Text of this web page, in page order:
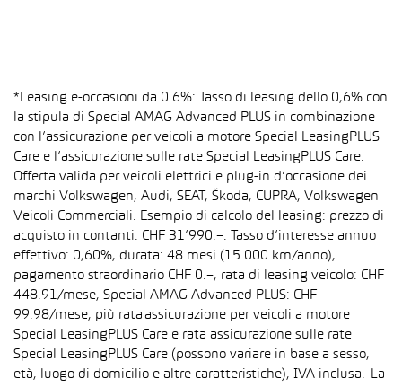
*Leasing e-occasioni da 0.6%: Tasso di leasing dello 0,6% con
la stipula di Special AMAG Advanced PLUS in combinazione
con l’assicurazione per veicoli a motore Special LeasingPLUS
Care e l’assicurazione sulle rate Special LeasingPLUS Care.
Offerta valida per veicoli elettrici e plug-in d’occasione dei
marchi Volkswagen, Audi, SEAT, Škoda, CUPRA, Volkswagen
Veicoli Commerciali. Esempio di calcolo del leasing: prezzo di
acquisto in contanti: CHF 31’990.–. Tasso d’interesse annuo
effettivo: 0,60%, durata: 48 mesi (15 000 km/anno),
pagamento straordinario CHF 0.–, rata di leasing veicolo: CHF
448.91/mese, Special AMAG Advanced PLUS: CHF
99.98/mese, più rata assicurazione per veicoli a motore
Special LeasingPLUS Care e rata assicurazione sulle rate
Special LeasingPLUS Care (possono variare in base a sesso,
età, luogo di domicilio e altre caratteristiche), IVA inclusa. La